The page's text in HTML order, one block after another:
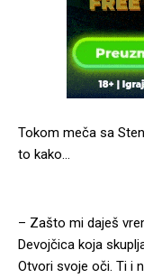
Tokom meča sa
to kako…
– Zašto mi daješ
Devojčica koja
Otvori svoje oči. Ti i